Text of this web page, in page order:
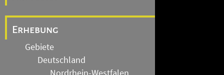
Erhebung
Gebiete
Deutschland